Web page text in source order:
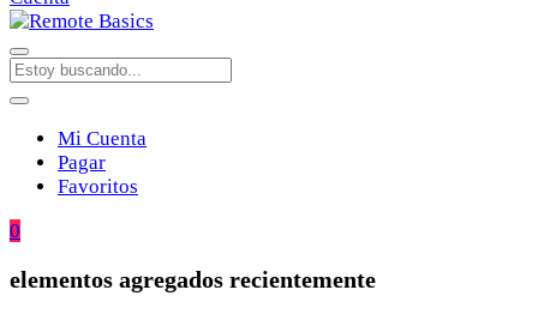
Mi Cuenta
Pagar
Favoritos
0
elementos agregados recientemente